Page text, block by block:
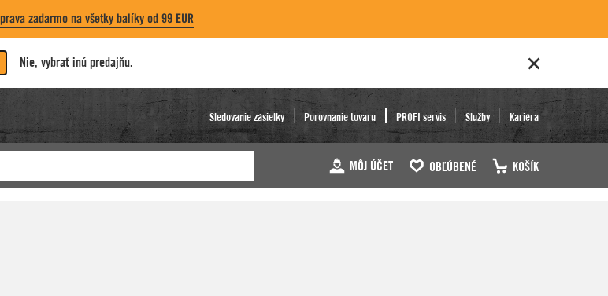
zadarmo na všetky balíky od 99 EUR
Nie, vybrať inú predajňu.
Sledovanie zásielky Porovnanie tovaru PROFI servis Služby Kariéra
MÔJ ÚČET OBĽÚBENÉ KOŠÍK